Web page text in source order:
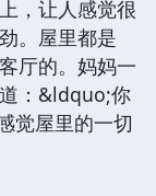
，让人感觉很
。屋里都是
厅的。妈妈一
：&ldquo;你
觉屋里的一切